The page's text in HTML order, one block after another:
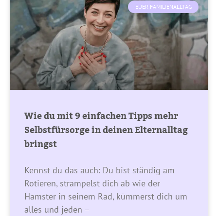
EUER FAMILIENALLTAG
Wie du mit 9 einfachen Tipps mehr
Selbstfürsorge in deinen Elternalltag
bringst
Kennst du das auch: Du bist ständig am
Rotieren, strampelst dich ab wie der
Hamster in seinem Rad, kümmerst dich um
alles und jeden –